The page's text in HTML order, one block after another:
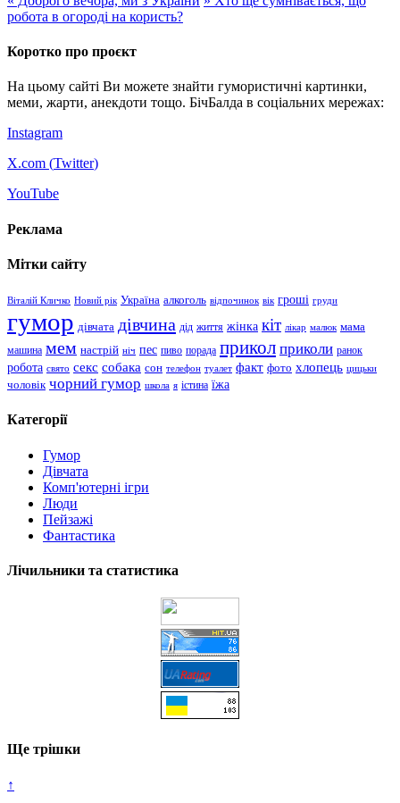
робота в огороді на користь?
Коротко про проєкт
На цьому сайті Ви можете знайти гумористичні картинки,
меми, жарти, анекдоти тощо. БічБалда в соціальних мережах:
Instagram
X.com (Twitter)
YouTube
Реклама
Мітки сайту
Віталій Кличко Новий рік Україна алкоголь відпочинок вік гроші груди
гумор дівчата дівчина дід життя жінка кіт лікар малюк мама
машина мем настрій ніч пес пиво порада прикол приколи ранок
робота свято секс собака сон телефон туалет факт фото хлопець цицьки
чоловік чорний гумор школа я істина їжа
Категорії
Гумор
Дівчата
Комп'ютерні ігри
Люди
Пейзажі
Фантастика
Лічильники та статистика
Ще трішки
↑